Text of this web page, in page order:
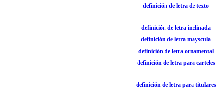
definición de letra de texto
definición de letra inclinada
definición de letra mayscula
definición de letra ornamental
definición de letra para carteles
definición de letra para titulares